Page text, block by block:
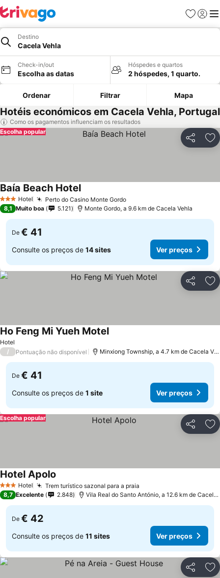
Favoritos
Iniciar
Destino
Cacela Vehla
Check-in/out
Escolha as datas
Hóspedes e quartos
2 hóspedes, 1 quarto.
Ordenar Filtrar Mapa
Hotéis económicos em Cacela Vehla, Portugal
Como os pagamentos influenciam os resultados
Partilhar
Escolha popular
3 EstrelasHotel Perto do Casino Monte GordoVer preços
Baía Beach HotelVer preços
8,1 Muito boa 5.121 Monte Gordo, a 9.6 km de Cacela Vehla
De € 41
Consulte os preços de 14 sites Ver preços
Partilhar
Hotel
Ho Feng Mi Yueh MotelVer preços
/ Pontuação não disponível Minxiong Township, a 4.7 km de Cacela
De € 41
Consulte os preços de 1 site Ver preços
Partilhar
Escolha popular
3 EstrelasHotel Trem turístico sazonal para a praia
Hotel Apolo
8,7 Excelente 2.848 Vila Real do Santo António, a 12.6 km de Cacela
De € 42
Consulte os preços de 11 sites Ver preços
Partilhar